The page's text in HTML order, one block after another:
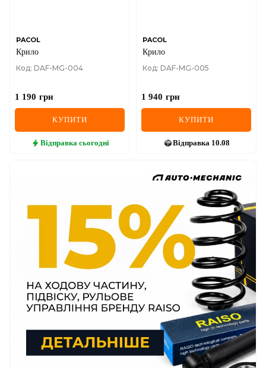
PACOL
Крило
Код: DAF-MG-004
1 190 грн
КУПИТИ
Відправка сьогодні
PACOL
Крило
Код: DAF-MG-005
1 940 грн
КУПИТИ
Відправка 10.08